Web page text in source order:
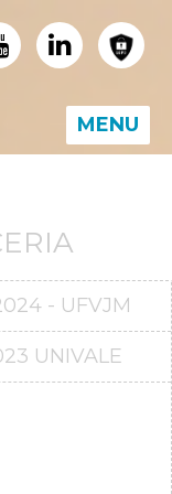
MENU
- UFVJM
UNIVALE